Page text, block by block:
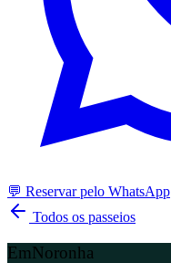
💬 Reservar pelo WhatsApp
Todos os passeios
EmNoronha